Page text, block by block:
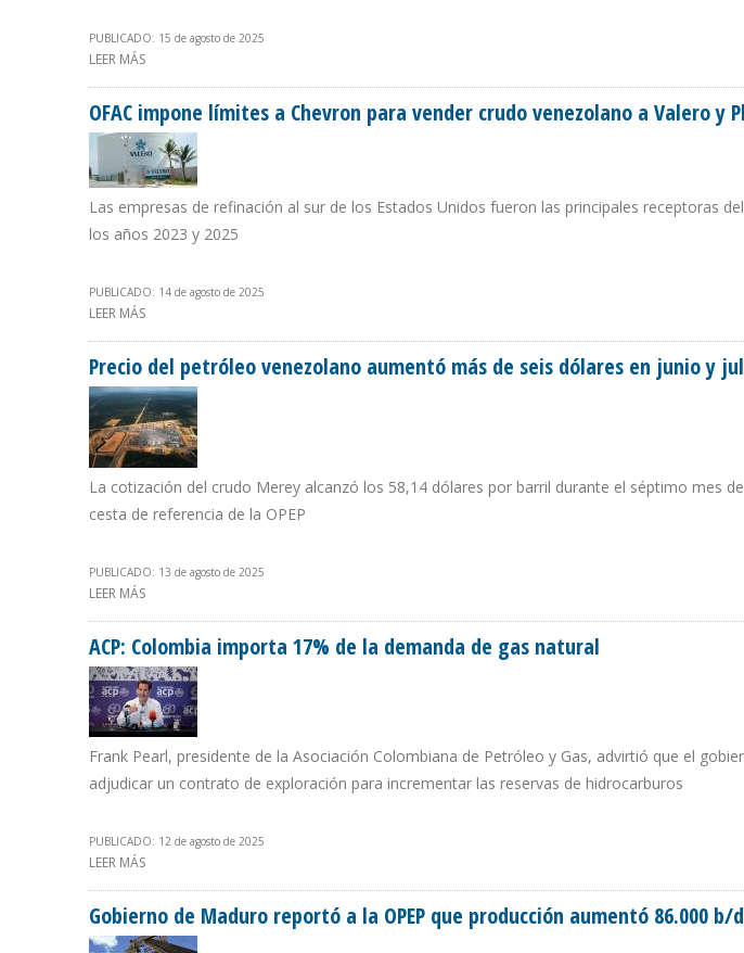
PUBLICADO: 15 de agosto de 2025
LEER MÁS
OFAC impone límites a Chevron para vender crudo venezolano a Valero y
Las empresas de refinación al sur de los Estados Unidos fueron las principales receptoras
los años 2023 y 2025
PUBLICADO: 14 de agosto de 2025
LEER MÁS
Precio del petróleo venezolano aumentó más de seis dólares en junio y
La cotización del crudo Merey alcanzó los 58,14 dólares por barril durante el séptimo mes
cesta de referencia de la OPEP
PUBLICADO: 13 de agosto de 2025
LEER MÁS
ACP: Colombia importa 17% de la demanda de gas natural
Frank Pearl, presidente de la Asociación Colombiana de Petróleo y Gas, advirtió que el
adjudicar un contrato de exploración para incrementar las reservas de hidrocarburos
PUBLICADO: 12 de agosto de 2025
LEER MÁS
Gobierno de Maduro reportó a la OPEP que producción aumentó 86.000 b/